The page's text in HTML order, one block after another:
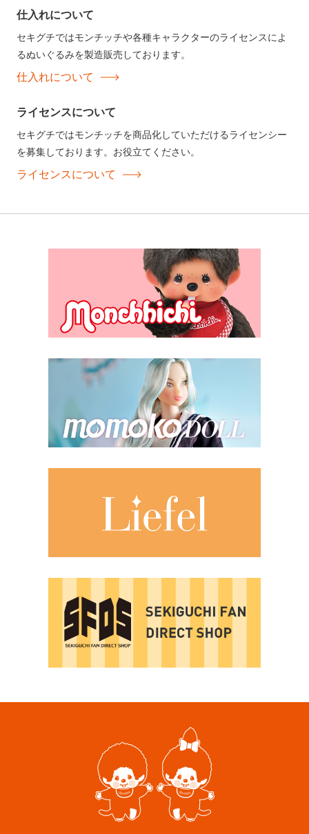
仕入れについて
セキグチではモンチッチや各種キャラクターのライセンスによ
るぬいぐるみを製造販売しております。
仕入れについて
ライセンスについて
セキグチではモンチッチを商品化していただけるライセンシー
を募集しております。お役立てください。
ライセンスについて